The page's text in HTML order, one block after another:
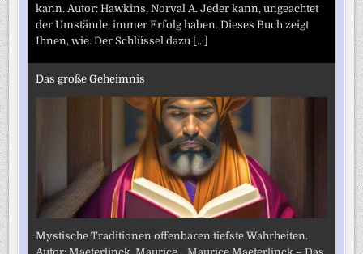
kann. Autor: Hawkins, Norval A. Jeder kann, ungeachtet
der Umstände, immer Erfolg haben. Dieses Buch zeigt
Ihnen, wie. Der Schlüssel dazu [...]
Das große Geheimnis
Mystische Traditionen offenbaren tiefste Wahrheiten.